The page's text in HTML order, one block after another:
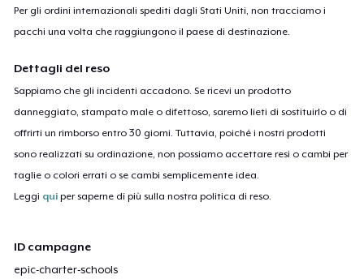
Per gli ordini internazionali spediti dagli Stati Uniti, non tracciamo i
pacchi una volta che raggiungono il paese di destinazione.
Dettagli del reso
Sappiamo che gli incidenti accadono. Se ricevi un prodotto
danneggiato, stampato male o difettoso, saremo lieti di sostituirlo o di
offrirti un rimborso entro 30 giorni. Tuttavia, poiché i nostri prodotti
sono realizzati su ordinazione, non possiamo accettare resi o cambi per
taglie o colori errati o se cambi semplicemente idea.
Leggi qui per saperne di più sulla nostra politica di reso.
ID campagne
epic-charter-schools